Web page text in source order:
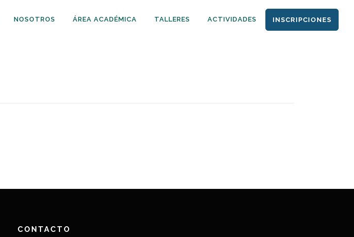
NOSOTROS ÁREA ACADÉMICA TALLERES ACTIVIDADES INSCRIPCIONES
CONTACTO